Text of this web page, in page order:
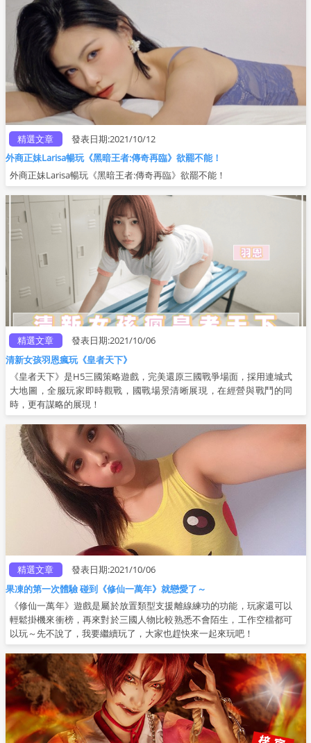
精選文章
發表日期:2021/10/12
外商正妹Larisa暢玩《黑暗王者:傳奇再臨》欲罷不能！
外商正妹Larisa暢玩《黑暗王者:傳奇再臨》欲罷不能！
精選文章
發表日期:2021/10/06
清新女孩羽恩瘋玩《皇者天下》
《皇者天下》是H5三國策略遊戲，完美還原三國戰爭場面，採用連城式
大地圖，全服玩家即時觀戰，國戰場景清晰展現，在經營與戰鬥的同
時，更有謀略的展現！
精選文章
發表日期:2021/10/06
果凍的第一次體驗 碰到《修仙一萬年》就戀愛了～
《修仙一萬年》遊戲是屬於放置類型支援離線練功的功能，玩家還可以
輕鬆掛機來衝榜，再來對於三國人物比較熟悉不會陌生，工作空檔都可
以玩～先不說了，我要繼續玩了，大家也趕快來一起來玩吧！